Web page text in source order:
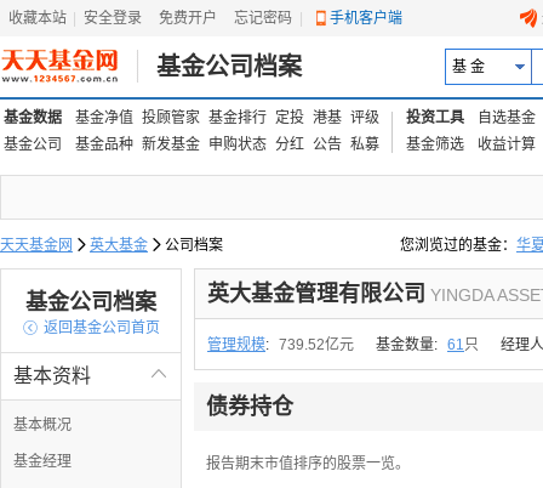
收藏本站 安全登录 免费开户 忘记密码 手机客户端
基金公司档案 基 金
基金数据 基金净值 投顾管家 基金排行 定投 港基 评级
基金公司
基金品种 新发基金 申购状态 分红 公告 私募
投资工具
自选基金
基金筛选
收益计算
天天基金网  英大基金  公司档案 您浏览过的基金： 华
易方达上证中盘ETF联
基金公司档案
 返回基金公司首页

基本资料
基本概况
基金经理
英大基金管理有限公司 YINGDA
管理规模: 739.52亿元 基金数量: 61只 经理
债券持仓
报告期末市值排序的股票一览。